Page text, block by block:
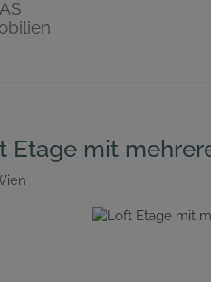
Etage mit